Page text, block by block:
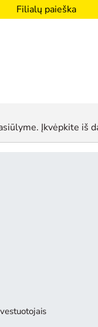
Filialų paieška
Įkvėpkite iš